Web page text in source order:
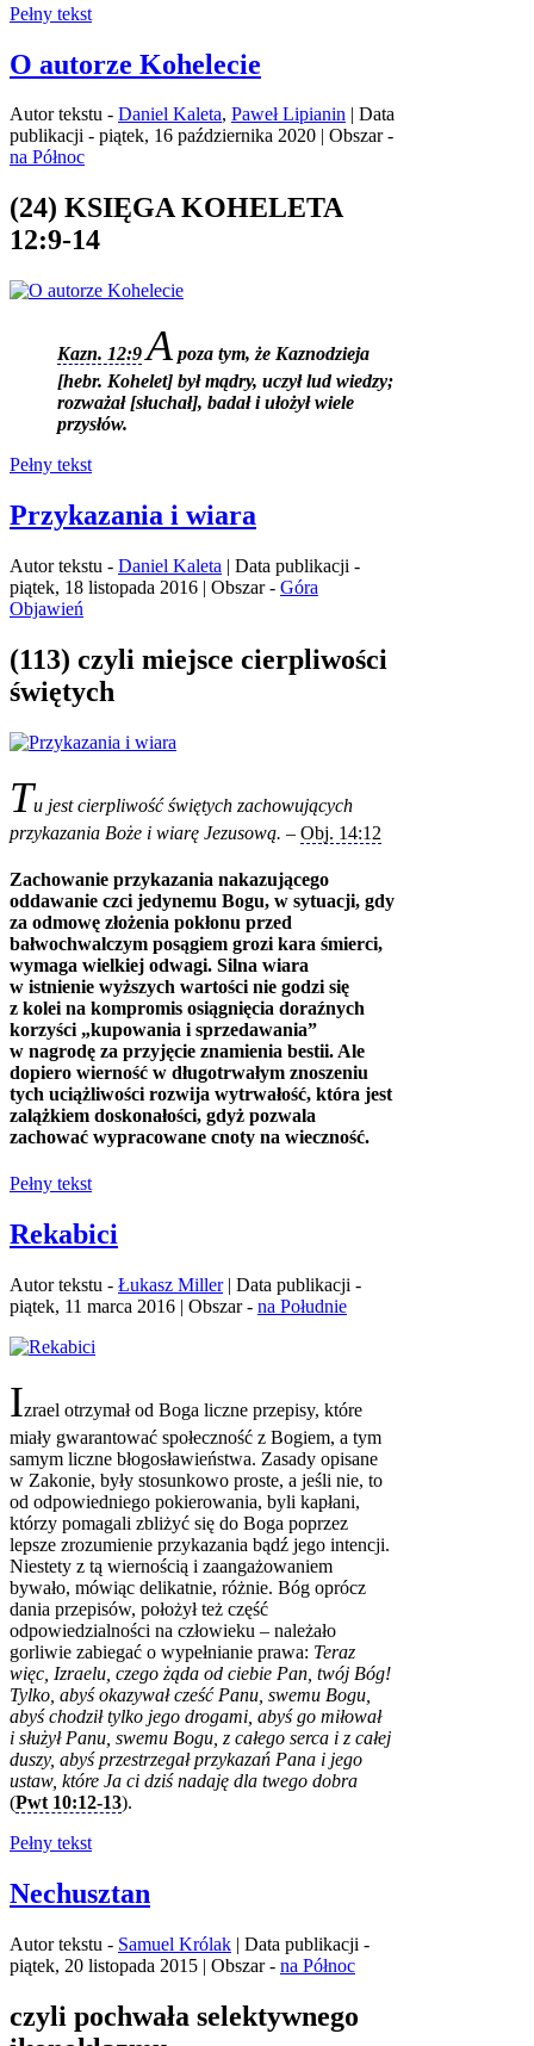
Pełny tekst
O autorze Kohelecie
Autor tekstu - Daniel Kaleta, Paweł Lipianin | Data
publikacji - piątek, 16 października 2020 | Obszar -
na Północ
(24) KSIĘGA KOHELETA
12:9-14
Kazn. 12:9 A poza tym, że Kaznodzieja
[hebr. Kohelet] był mądry, uczył lud wiedzy;
rozważał [słuchał], badał i ułożył wiele
przysłów.
Pełny tekst
Przykazania i wiara
Autor tekstu - Daniel Kaleta | Data publikacji -
piątek, 18 listopada 2016 | Obszar - Góra
Objawień
(113) czyli miejsce cierpliwości
świętych
Tu jest cierpliwość świętych zachowujących
przykazania Boże i wiarę Jezusową. – Obj. 14:12
Zachowanie przykazania nakazującego
oddawanie czci jedynemu Bogu, w sytuacji, gdy
za odmowę złożenia pokłonu przed
bałwochwalczym posągiem grozi kara śmierci,
wymaga wielkiej odwagi. Silna wiara
w istnienie wyższych wartości nie godzi się
z kolei na kompromis osiągnięcia doraźnych
korzyści „kupowania i sprzedawania”
w nagrodę za przyjęcie znamienia bestii. Ale
dopiero wierność w długotrwałym znoszeniu
tych uciążliwości rozwija wytrwałość, która jest
zalążkiem doskonałości, gdyż pozwala
zachować wypracowane cnoty na wieczność.
Pełny tekst
Rekabici
Autor tekstu - Łukasz Miller| Data publikacji -
piątek, 11 marca 2016 | Obszar - na Południe
Izrael otrzymał od Boga liczne przepisy, które
miały gwarantować społeczność z Bogiem, a tym
samym liczne błogosławieństwa. Zasady opisane
w Zakonie, były stosunkowo proste, a jeśli nie, to
od odpowiedniego pokierowania, byli kapłani,
którzy pomagali zbliżyć się do Boga poprzez
lepsze zrozumienie przykazania bądź jego intencji.
Niestety z tą wiernością i zaangażowaniem
bywało, mówiąc delikatnie, różnie. Bóg oprócz
dania przepisów, położył też część
odpowiedzialności na człowieku – należało
gorliwie zabiegać o wypełnianie prawa: Teraz
więc, Izraelu, czego żąda od ciebie Pan, twój Bóg!
Tylko, abyś okazywał cześć Panu, swemu Bogu,
abyś chodził tylko jego drogami, abyś go miłował
i służył Panu, swemu Bogu, z całego serca i z całej
duszy, abyś przestrzegał przykazań Pana i jego
ustaw, które Ja ci dziś nadaję dla twego dobra
(Pwt 10:12-13).
Pełny tekst
Nechusztan
Autor tekstu - Samuel Królak | Data publikacji -
piątek, 20 listopada 2015 | Obszar - na Północ
czyli pochwała selektywnego